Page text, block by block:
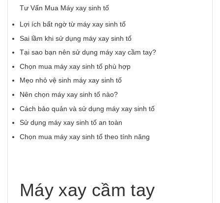
Tư Vấn Mua Máy xay sinh tố
Lợi ích bất ngờ từ máy xay sinh tố
Sai lầm khi sử dụng máy xay sinh tố
Tại sao bạn nên sử dụng máy xay cầm tay?
Chọn mua máy xay sinh tố phù hợp
Mẹo nhỏ vệ sinh máy xay sinh tố
Nên chọn máy xay sinh tố nào?
Cách bảo quản và sử dụng máy xay sinh tố
Sử dụng máy xay sinh tố an toàn
Chọn mua máy xay sinh tố theo tính năng
Máy xay cầm tay